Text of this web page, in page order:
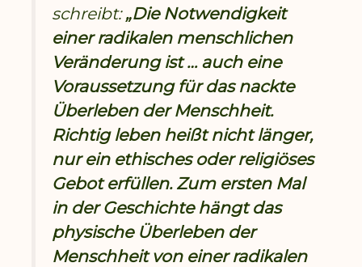
schreibt:„Die Notwendigkeit
einer radikalen menschlichen
Veränderung ist … auch eine
Voraussetzung für das nackte
Überleben der Menschheit.
Richtig leben heißt nicht länger,
nur ein ethisches oder religiöses
Gebot erfüllen. Zum ersten Mal
in der Geschichte hängt das
physische Überleben der
Menschheit von einer radikalen